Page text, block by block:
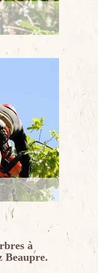
à
Beaupre.